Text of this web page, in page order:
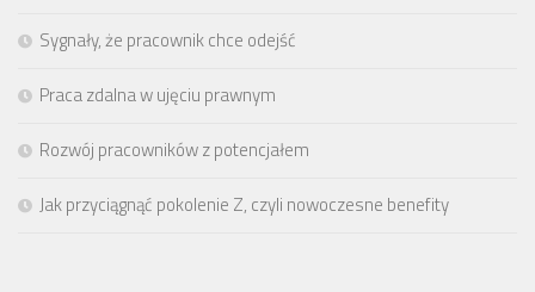
Sygnały, że pracownik chce odejść
Praca zdalna w ujęciu prawnym
Rozwój pracowników z potencjałem
Jak przyciągnąć pokolenie Z, czyli nowoczesne benefity